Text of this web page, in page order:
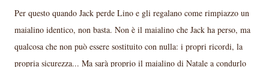
Per questo quando Jack perde Lino e gli regalano come rimpiazzo un
maialino identico, non basta. Non è il maialino che Jack ha perso, ma
qualcosa che non può essere sostituito con nulla: i propri ricordi, la
propria sicurezza... Ma sarà proprio il maialino di Natale a condurlo